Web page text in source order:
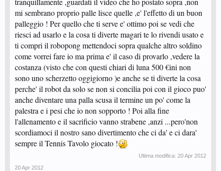
mi sembrano proprio palle lisce quelle ,e' l'effetto di un buon
palleggio ! Per quello che ti serve e' ottimo poi se vedi che
riesci ad usarlo e la cosa ti diverte magari te lo rivendi usato e
ti compri il robopong mettendoci sopra qualche altro soldino
come vorrei fare io ma prima e' il caso di provarlo ,vedere la
costanza (visto che con questi chiari di luna 500 €ini non
sono uno scherzetto oggigiorno )e anche se ti diverte la cosa
perche' il robot da solo se non si concilia poi con il gioco puo'
anche diventare una palla scusa il termine un po' come la
palestra e i pesi che io non sopporto ! Poi alla fine
l'allenamento e il sacrificio vanno strabene ,anzi ...pero'non
scordiamoci il nostro sano divertimento che ci da' e ci dara'
sempre il Tennis Tavolo giocato !
Ultima modifica: 20 Apr 2012
20 Apr 2012